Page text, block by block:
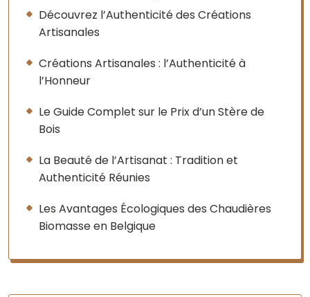
Découvrez l’Authenticité des Créations
Artisanales
Créations Artisanales : l’Authenticité à
l’Honneur
Le Guide Complet sur le Prix d’un Stère de
Bois
La Beauté de l’Artisanat : Tradition et
Authenticité Réunies
Les Avantages Écologiques des Chaudières
Biomasse en Belgique